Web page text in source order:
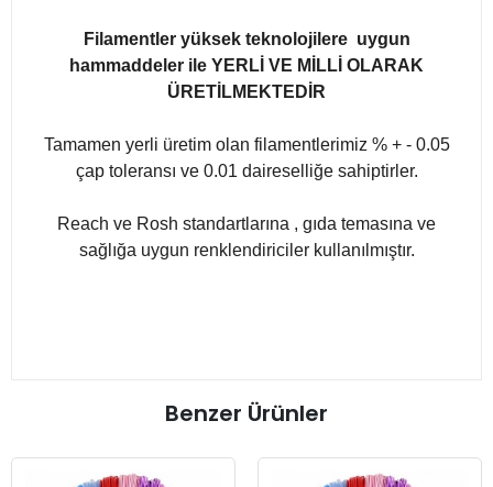
Filamentler yüksek teknolojilere uygun
hammaddeler ile YERLİ VE MİLLİ OLARAK
ÜRETİLMEKTEDİR
Tamamen yerli üretim olan filamentlerimiz % + - 0.05
çap toleransı ve 0.01 daireselliğe sahiptirler.
Reach ve Rosh standartlarına , gıda temasına ve
sağlığa uygun renklendiriciler kullanılmıştır.
Benzer Ürünler